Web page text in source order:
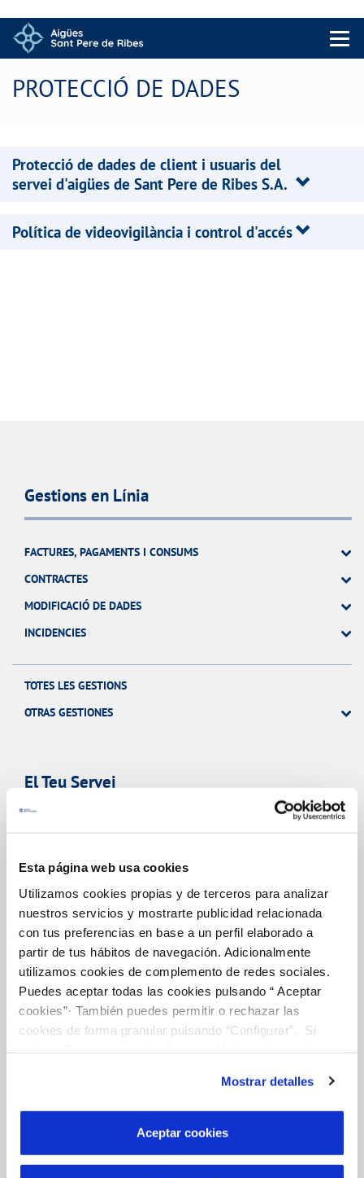
Esta página web usa cookies
Utilizamos cookies propias y de terceros para analizar
nuestros servicios y mostrarte publicidad relacionada
con tus preferencias en base a un perfil elaborado a
partir de tus hábitos de navegación. Adicionalmente
utilizamos cookies de complemento de redes sociales.
Puedes aceptar todas las cookies pulsando “ Aceptar
cookies”· También puedes permitir o rechazar las
cookies de forma granular pulsando “Configurar”. Si
son indispensables para que el sitio web funcione y que
por tanto no se pueden desactivar. Puedes consultar
más información en nuestraPolítica de Cookies
Mostrar detalles
Aceptar cookies
Menu
PROTECCIÓ DE DADES
Protecció de dades de client i usuaris del
servei d'aigües de Sant Pere de Ribes S.A.
Política de videovigilància i control d'accés
Gestions en Línia
FACTURES, PAGAMENTS I CONSUMS
CONTRACTES
MODIFICACIÓ DE DADES
INCIDENCIES
TOTES LES GESTIONS
OTRAS GESTIONES
El Teu Servei
ATENCIÓ AL CLIENT
COMPROMÍS DE SERVEI
La Teva Aigua
EL NOSTRE PAPER EN EL CICLE URBÀ